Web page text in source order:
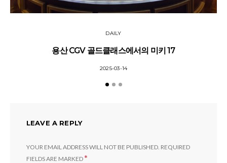
DAILY
용산 CGV 골드클래스에서의 미키 17
2025-03-14
LEAVE A REPLY
YOUR EMAIL ADDRESS WILL NOT BE PUBLISHED. REQUIRED
FIELDS ARE MARKED*